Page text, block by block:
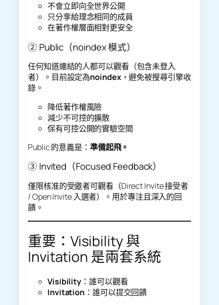
不會立即向全世界公開
只分享給理念相同的成員
在著作權層面相對更安全
② Public（noindex 模式）
任何知道連結的人都可以觀看（包含未登入
者）。目前設定為noindex，避免被搜尋引擎收
錄。
降低著作權風險
減少不可控的擴散
保有可控公開的實驗空間
Public 的意義是： 準備起飛。
③ Invited（Focused Feedback）
僅限核准的受邀者可觀看（Direct Invite 接受者
/ Open Invite 入選者）。用於專注且深入的回
饋。
重要：Visibility 與
Invitation 是兩套系統
Visibility ：誰可以觀看
Invitation ：誰可以提交回饋